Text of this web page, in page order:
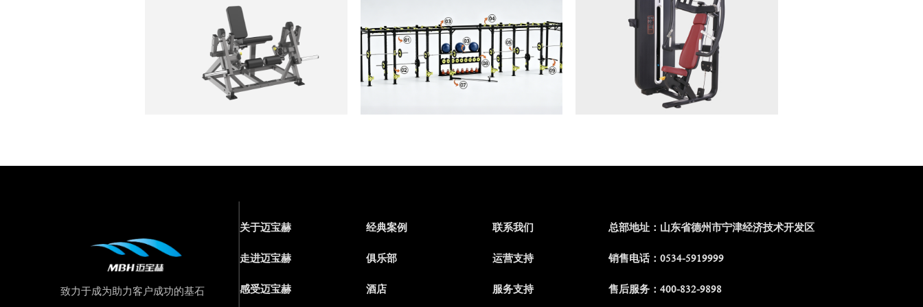
致力于成为助力客户成功的基石
关于迈宝赫
走进迈宝赫
感受迈宝赫
经典案例
俱乐部
酒店
联系我们
运营支持
服务支持
总部地址：山东省德州市宁津经济技术开发区
销售电话：0534-5919999
售后服务：400-832-9898